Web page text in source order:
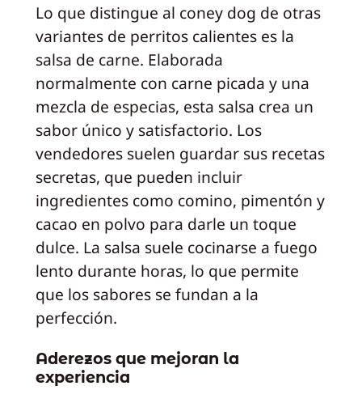
Lo que distingue al coney dog de otras
variantes de perritos calientes es la
salsa de carne. Elaborada
normalmente con carne picada y una
mezcla de especias, esta salsa crea un
sabor único y satisfactorio. Los
vendedores suelen guardar sus recetas
secretas, que pueden incluir
ingredientes como comino, pimentón y
cacao en polvo para darle un toque
dulce. La salsa suele cocinarse a fuego
lento durante horas, lo que permite
que los sabores se fundan a la
perfección.
Aderezos que mejoran la
experiencia